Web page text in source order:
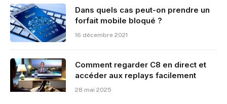
Dans quels cas peut-on prendre un
forfait mobile bloqué ?
16 décembre 2021
Comment regarder C8 en direct et
accéder aux replays facilement
28 mai 2025